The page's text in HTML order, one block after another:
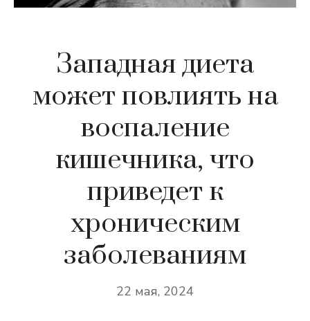
Западная диета
может повлиять на
воспаление
кишечника, что
приведет к
хроническим
заболеваниям
22 мая, 2024